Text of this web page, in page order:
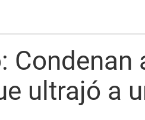
ultrajó a